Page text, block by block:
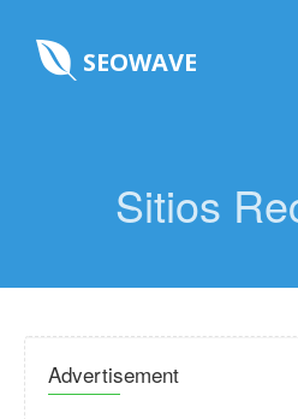
SEOWAVE
Sitios
Advertisement